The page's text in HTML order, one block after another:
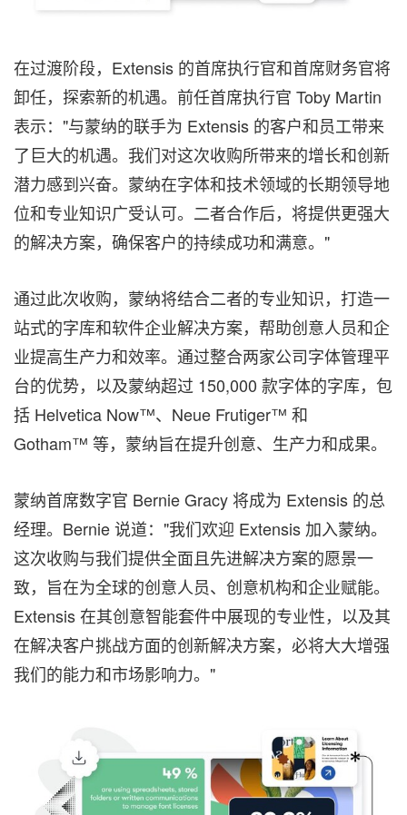
在过渡阶段，Extensis 的首席执行官和首席财务官将
卸任，探索新的机遇。前任首席执行官 Toby Martin
表示："与蒙纳的联手为 Extensis 的客户和员工带来
了巨大的机遇。我们对这次收购所带来的增长和创新
潜力感到兴奋。蒙纳在字体和技术领域的长期领导地
位和专业知识广受认可。二者合作后，将提供更强大
的解决方案，确保客户的持续成功和满意。"
通过此次收购，蒙纳将结合二者的专业知识，打造一
站式的字库和软件企业解决方案，帮助创意人员和企
业提高生产力和效率。通过整合两家公司字体管理平
台的优势，以及蒙纳超过 150,000 款字体的字库，包
括 Helvetica Now™、Neue Frutiger™ 和
Gotham™ 等，蒙纳旨在提升创意、生产力和成果。
蒙纳首席数字官 Bernie Gracy将成为 Extensis 的总
经理。Bernie 说道："我们欢迎 Extensis 加入蒙纳。
这次收购与我们提供全面且先进解决方案的愿景一
致，旨在为全球的创意人员、创意机构和企业赋能。
Extensis 在其创意智能套件中展现的专业性，以及其
在解决客户挑战方面的创新解决方案，必将大大增强
我们的能力和市场影响力。"